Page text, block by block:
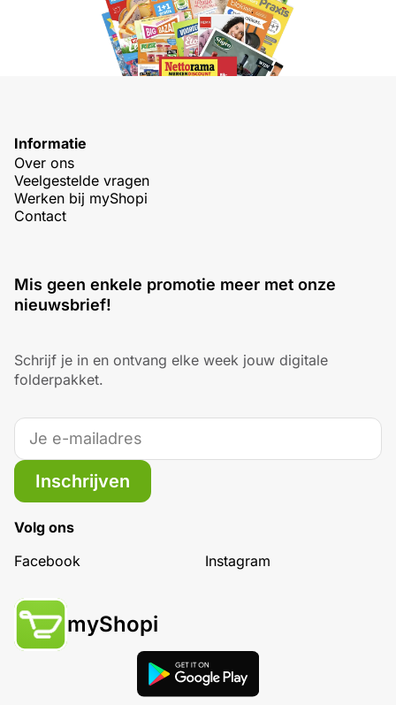
Informatie
Over ons
Veelgestelde vragen
Werken bij myShopi
Contact
Mis geen enkele promotie meer met onze
nieuwsbrief!
Schrijf je in en ontvang elke week jouw digitale
folderpakket.
Inschrijven
Volg ons
Facebook
Instagram
myShopi